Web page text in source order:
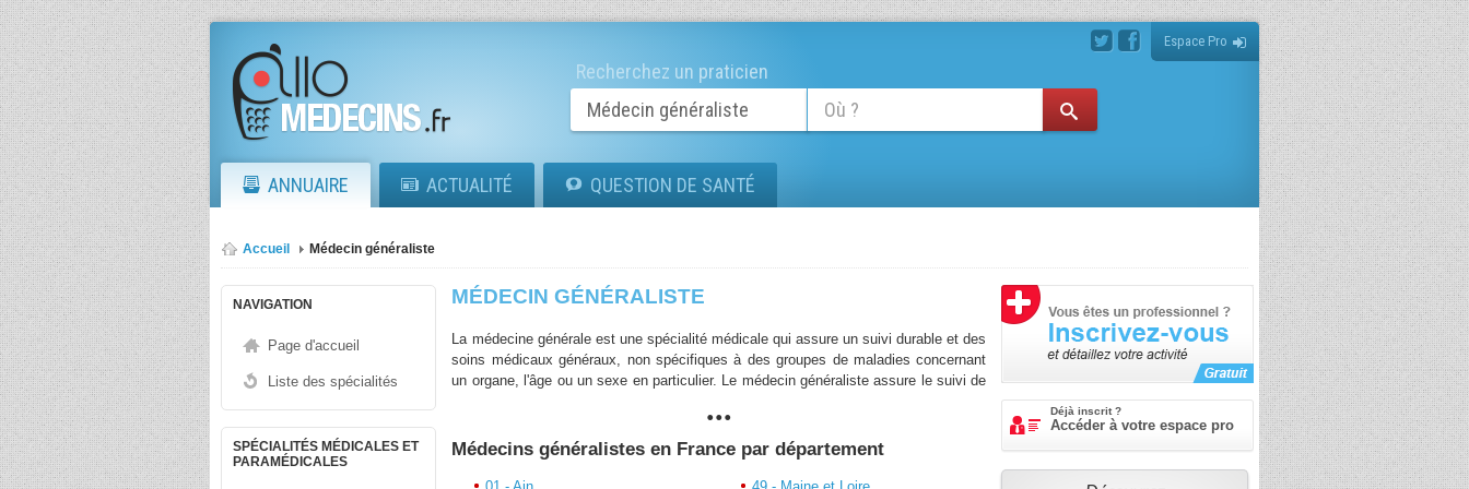
Espace Pro
Recherchez un praticien
ANNUAIRE ACTUALITÉ QUESTION DE SANTÉ
Accueil Médecin généraliste
NAVIGATION
Page d'accueil
Liste des spécialités
SPÉCIALITÉS MÉDICALES ET
PARAMÉDICALES
MÉDECIN GÉNÉRALISTE
La médecine générale est une spécialité médicale qui assure un suivi durable et des
soins médicaux généraux, non spécifiques à des groupes de maladies concernant
un organe, l'âge ou un sexe en particulier. Le médecin généraliste assure le suivi de
du bien-être. Le médecin généraliste, communément appelé « docteur », est pour le
patient, le premier relais dans la chaîne de traitement médicale lorsqu'il est
confronté à un problème de santé. La plupart du temps, c'est ce médecin qui
orientera vers un spécialiste.
...
Médecins généralistes en France par département
Déjà inscrit ?
Accéder à votre espace pro